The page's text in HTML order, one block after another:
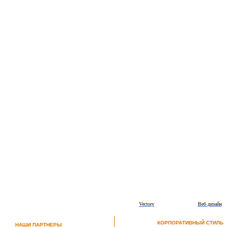
Веб дизайн
Vectory
НАШИ ПАРТНЕРЫ КОРПОРАТИВНЫЙ СТИЛЬ